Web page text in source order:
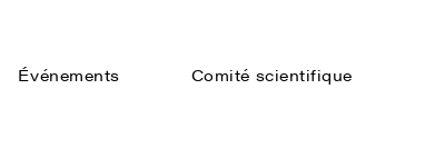
Événements Comité scientifique